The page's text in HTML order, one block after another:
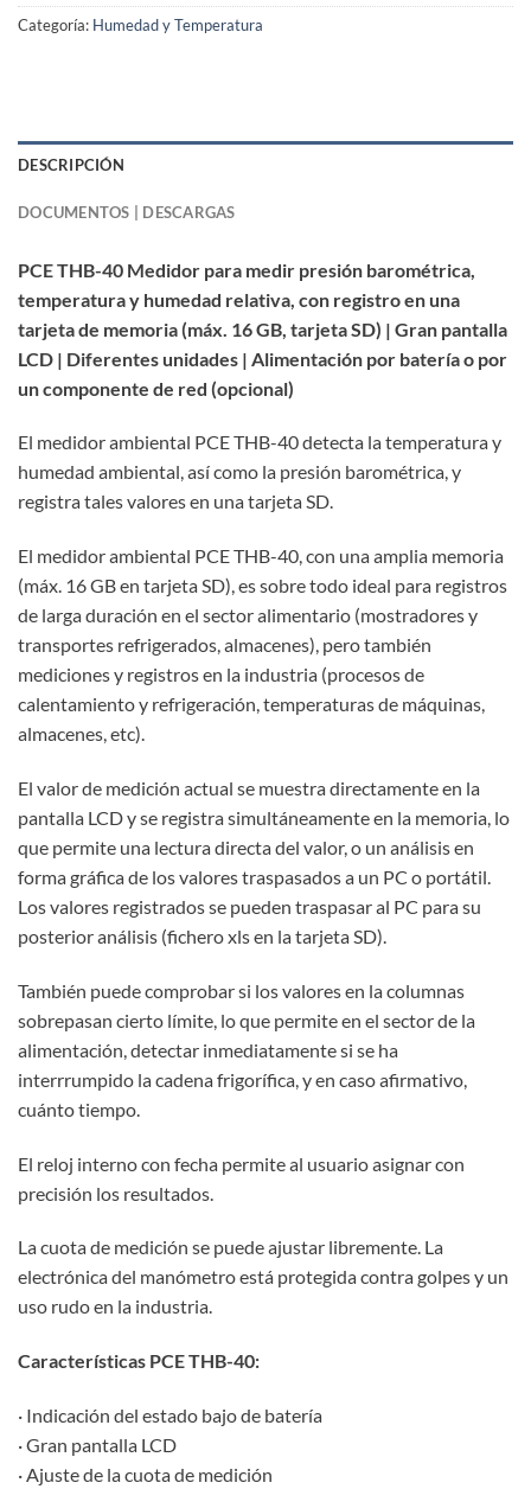
Categoría: Humedad y Temperatura
DESCRIPCIÓN
DOCUMENTOS | DESCARGAS
PCE THB-40 Medidor para medir presión barométrica,
temperatura y humedad relativa, con registro en una
tarjeta de memoria (máx. 16 GB, tarjeta SD) | Gran pantalla
LCD | Diferentes unidades | Alimentación por batería o por
un componente de red (opcional)
El medidor ambiental PCE THB-40 detecta la temperatura y
humedad ambiental, así como la presión barométrica, y
registra tales valores en una tarjeta SD.
El medidor ambiental PCE THB-40, con una amplia memoria
(máx. 16 GB en tarjeta SD), es sobre todo ideal para registros
de larga duración en el sector alimentario (mostradores y
transportes refrigerados, almacenes), pero también
mediciones y registros en la industria (procesos de
calentamiento y refrigeración, temperaturas de máquinas,
almacenes, etc).
El valor de medición actual se muestra directamente en la
pantalla LCD y se registra simultáneamente en la memoria, lo
que permite una lectura directa del valor, o un análisis en
forma gráfica de los valores traspasados a un PC o portátil.
Los valores registrados se pueden traspasar al PC para su
posterior análisis (fichero xls en la tarjeta SD).
También puede comprobar si los valores en la columnas
sobrepasan cierto límite, lo que permite en el sector de la
alimentación, detectar inmediatamente si se ha
interrrumpido la cadena frigorífica, y en caso afirmativo,
cuánto tiempo.
El reloj interno con fecha permite al usuario asignar con
precisión los resultados.
La cuota de medición se puede ajustar libremente. La
electrónica del manómetro está protegida contra golpes y un
uso rudo en la industria.
Características PCE THB-40:
· Indicación del estado bajo de batería
· Gran pantalla LCD
· Ajuste de la cuota de medición